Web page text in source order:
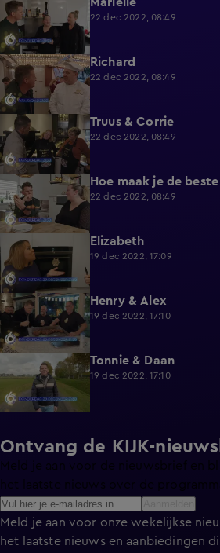
0:57
22 dec 2022, 08:49
0:59 Richard
22 dec 2022, 08:49
1:00 Truus & Corrie
22 dec 2022, 08:49
0:53 Hoe maak je de
22 dec 2022, 08:49
1:02 Elizabeth
19 dec 2022, 17:09
1:01 Henry & Alex
19 dec 2022, 17:10
Tonnie & Daan
19 dec 2022, 17:10
Ontvang de KIJK-
Meld je aan voor de nieuwsbrief en
het laatste nieuws over de
Meld je aan voor onze wekelijkse
het laatste nieuws en aanbiedingen